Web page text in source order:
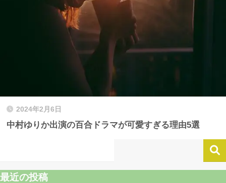
2024年2月6日
中村ゆりか出演の百合ドラマが可愛すぎる理由5選
最近の投稿